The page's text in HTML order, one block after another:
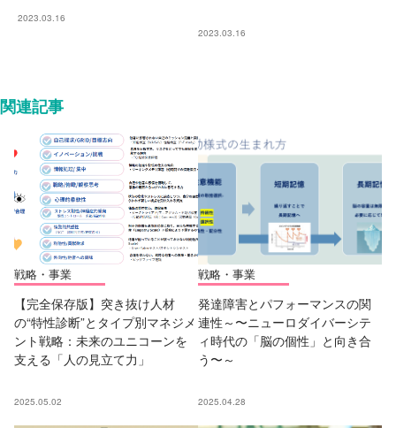
2023.03.16
2023.03.16
関連記事
戦略・事業
【完全保存版】突き抜け人材
の“特性診断”とタイプ別マネジメ
ント戦略：未来のユニコーンを
支える「人の見立て力」
2025.05.02
戦略・事業
発達障害とパフォーマンスの関
連性～〜ニューロダイバーシテ
ィ時代の「脳の個性」と向き合
う〜～
2025.04.28